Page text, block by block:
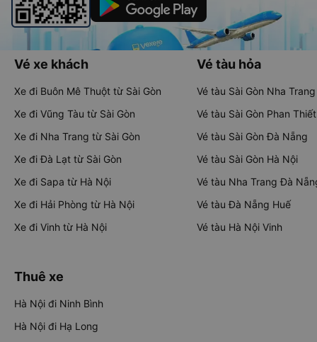
Vé xe khách
Xe đi Buôn Mê Thuột từ Sài Gòn
Xe đi Vũng Tàu từ Sài Gòn
Xe đi Nha Trang từ Sài Gòn
Xe đi Đà Lạt từ Sài Gòn
Xe đi Sapa từ Hà Nội
Xe đi Hải Phòng từ Hà Nội
Xe đi Vinh từ Hà Nội
Vé tàu hỏa
Vé tàu Sài Gòn Nha Trang
Vé tàu Sài Gòn Phan Thiết
Vé tàu Sài Gòn Đà Nẵng
Vé tàu Sài Gòn Hà Nội
Vé tàu Nha Trang Đà
Vé tàu Đà Nẵng Huế
Vé tàu Hà Nội Vinh
Thuê xe
Hà Nội đi Ninh Bình
Hà Nội đi Hạ Long